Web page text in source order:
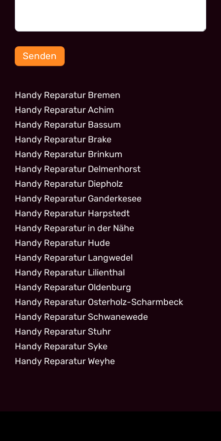
Senden
Handy Reparatur Bremen
Handy Reparatur Achim
Handy Reparatur Bassum
Handy Reparatur Brake
Handy Reparatur Brinkum
Handy Reparatur Delmenhorst
Handy Reparatur Diepholz
Handy Reparatur Ganderkesee
Handy Reparatur Harpstedt
Handy Reparatur in der Nähe
Handy Reparatur Hude
Handy Reparatur Langwedel
Handy Reparatur Lilienthal
Handy Reparatur Oldenburg
Handy Reparatur Osterholz-Scharmbeck
Handy Reparatur Schwanewede
Handy Reparatur Stuhr
Handy Reparatur Syke
Handy Reparatur Weyhe